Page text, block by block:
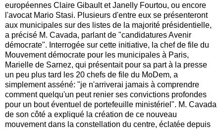
européennes Claire Gibault et Janelly Fourtou, ou encore
l'avocat Mario Stasi. Plusieurs d'entre eux se présenteront
aux municipales sur des listes de la majorité présidentielle,
a précisé M. Cavada, parlant de "candidatures Avenir
démocrate". Interrogée sur cette initiative, la chef de file du
Mouvement démocrate pour les municipales à Paris,
Marielle de Sarnez, qui présentait pour sa part à la presse
un peu plus tard les 20 chefs de file du MoDem, a
simplement asséné: "je n'arriverai jamais à comprendre
comment quelqu'un peut renier ses convictions profondes
pour un bout éventuel de portefeuille ministériel". M. Cavada
de son côté a expliqué la création de ce nouveau
mouvement dans la constellation du centre, éclatée depuis